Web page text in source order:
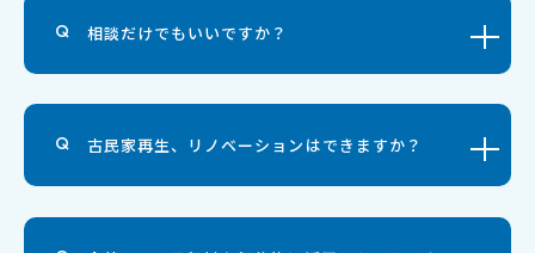
相談だけでもいいですか？
古民家再生、リノベーションはできますか？